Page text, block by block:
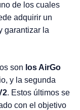
de los cuales
adquirir un
garantizar la
son los AirGo
y la segunda
. Estos últimos se
con el objetivo